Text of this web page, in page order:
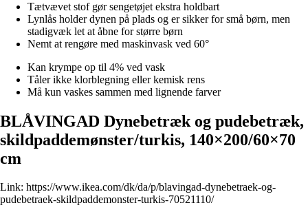
Tætvævet stof gør sengetøjet ekstra holdbart
Lynlås holder dynen på plads og er sikker for små børn, men
stadigvæk let at åbne for større børn
Nemt at rengøre med maskinvask ved 60°
Kan krympe op til 4% ved vask
Tåler ikke klorblegning eller kemisk rens
Må kun vaskes sammen med lignende farver
BLÅVINGAD Dynebetræk og pudebetræk,
skildpaddemønster/turkis, 140×200/60×70
cm
Link: https://www.ikea.com/dk/da/p/blavingad-dynebetraek-og-
pudebetraek-skildpaddemonster-turkis-70521110/